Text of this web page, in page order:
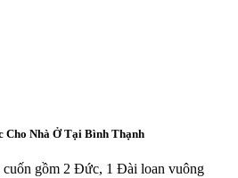
Cho Nhà Ở Tại Bình Thạnh
cuốn gồm 2 Đức, 1 Đài loan vuông